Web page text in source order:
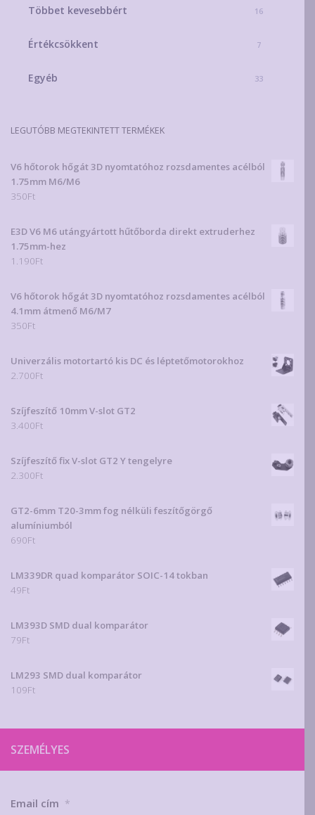
Többet kevesebbért 16
Értékcsökkent 7
Egyéb 33
LEGUTÓBB MEGTEKINTETT TERMÉKEK
V6 hőtorok hőgát 3D nyomtatóhoz rozsdamentes acélból
1.75mm M6/M6
350Ft
E3D V6 M6 utángyártott hűtőborda direkt extruderhez
1.75mm-hez
1.190Ft
V6 hőtorok hőgát 3D nyomtatóhoz rozsdamentes acélból
4.1mm átmenő M6/M7
350Ft
Univerzális motortartó kis DC és léptetőmotorokhoz
2.700Ft
Szíjfeszítő 10mm V-slot GT2
3.400Ft
Szíjfeszítő fix V-slot GT2 Y tengelyre
2.300Ft
GT2-6mm T20-3mm fog nélküli feszítőgörgő
alumíniumból
690Ft
LM339DR quad komparátor SOIC-14 tokban
49Ft
LM393D SMD dual komparátor
79Ft
LM293 SMD dual komparátor
109Ft
SZEMÉLYES
Email cím *